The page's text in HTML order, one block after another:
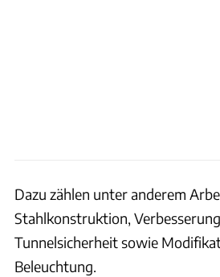
Dazu zählen unter anderem
Stahlkonstruktion,
Tunnelsicherheit sowie
Beleuchtung.